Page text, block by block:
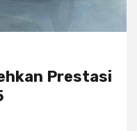
Prestasi